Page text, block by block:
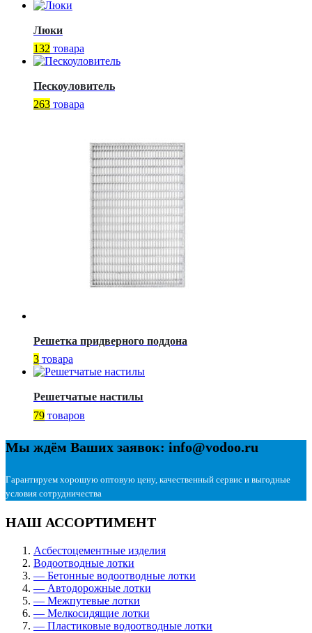
Люки
132 товара
Пескоуловитель
263 товара
Решетка придверного поддона
3 товара
Решетчатые настилы
79 товаров
Мы ждём Ваших заявок: info@vodoo.ru
Гарантируем хорошую оптовую цену, качественный сервис и выгодные
условия сотрудничества
НАШ АССОРТИМЕНТ
Асбестоцементные изделия
Водоотводные лотки
— Бетонные водоотводные лотки
— Автодорожные лотки
— Межпутевые лотки
— Мелкосидящие лотки
— Пластиковые водоотводные лотки